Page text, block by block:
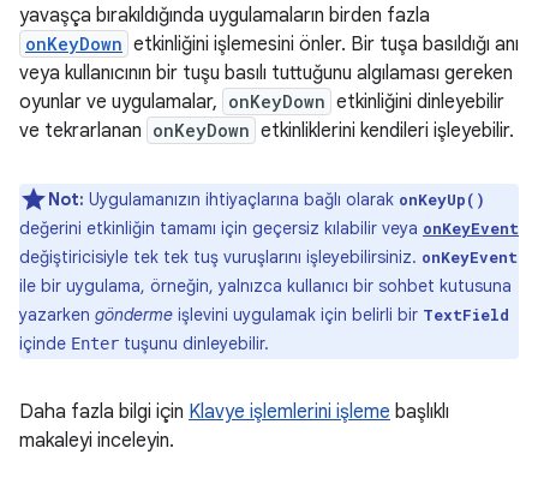
yavaşça bırakıldığında uygulamaların birden fazla
onKeyDown etkinliğini işlemesini önler. Bir tuşa basıldığı anı
veya kullanıcının bir tuşu basılı tuttuğunu algılaması gereken
oyunlar ve uygulamalar, onKeyDown etkinliğini dinleyebilir
ve tekrarlanan onKeyDown etkinliklerini kendileri işleyebilir.
Not: Uygulamanızın ihtiyaçlarına bağlı olarak onKeyUp()
değerini etkinliğin tamamı için geçersiz kılabilir veya onKeyEvent
değiştiricisiyle tek tek tuş vuruşlarını işleyebilirsiniz. onKeyEvent
ile bir uygulama, örneğin, yalnızca kullanıcı bir sohbet kutusuna
yazarken gönderme işlevini uygulamak için belirli bir TextField
içinde Enter tuşunu dinleyebilir.
Daha fazla bilgi için Klavye işlemlerini işleme başlıklı
makaleyi inceleyin.